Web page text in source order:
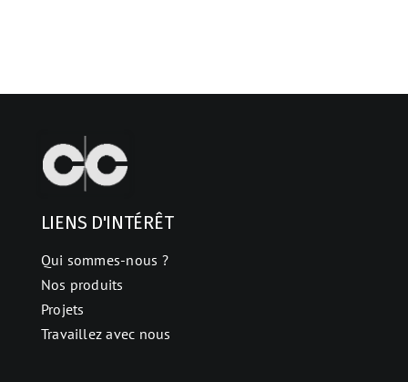
LIENS D'INTÉRÊT
Qui sommes-nous ?
Nos produits
Projets
Travaillez avec nous